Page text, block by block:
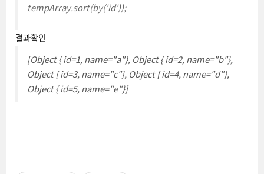
tempArray.sort(by('id'));
결과확인
[Object { id=1, name="a"}, Object { id=2, name="b"},
Object { id=3, name="c"}, Object { id=4, name="d"},
Object { id=5, name="e"}]